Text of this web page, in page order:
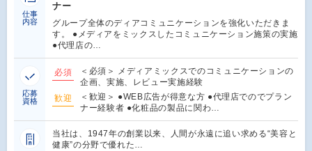
仕事
内容
ナー
グループ全体のディアコミュニケーションを強化いただきま
す。 ●メディアをミックスしたコミュニケーション施策の実施
●代理店の…
応募
資格
必須
＜必須＞ メディアミックスでのコミュニケーションの
企画、実施、レビュー実施経験
歓迎
＜歓迎＞ ●WEB広告が得意な方 ●代理店でのでプラン
ナー経験者 ●化粧品の製品に関わ…
当社は、1947年の創業以来、人間が永遠に追い求める“美容と
健康”の分野で優れた…